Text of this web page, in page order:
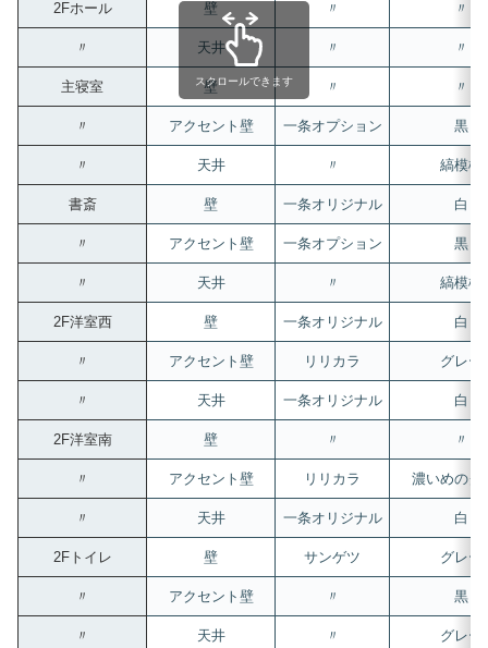
2Fホール 壁 〃 〃
〃 天井 〃 〃
主寝室 壁 〃 〃
〃 アクセント壁 一条オプション 黒
〃 天井 〃 縞模様
書斎 壁 一条オリジナル 白
〃 アクセント壁 一条オプション 黒
〃 天井 〃 縞模様
2F洋室西 壁 一条オリジナル 白
〃 アクセント壁 リリカラ グレー
〃 天井 一条オリジナル 白
2F洋室南 壁 〃 〃
〃 アクセント壁 リリカラ 濃いめのグ
〃 天井 一条オリジナル 白
2Fトイレ 壁 サンゲツ グレー
〃 アクセント壁 〃 黒
〃 天井 〃 グレー
スクロールできます